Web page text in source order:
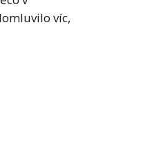
víc,